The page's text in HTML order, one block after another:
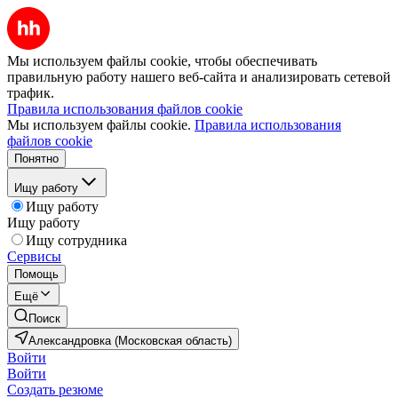
Мы используем файлы cookie, чтобы обеспечивать
правильную работу нашего веб-сайта и анализировать сетевой
трафик.
Правила использования файлов cookie
Мы используем файлы cookie. Правила использования
файлов cookie
Понятно
Ищу работу
Ищу работу
Ищу работу
Ищу сотрудника
Сервисы
Помощь
Ещё
Поиск
Александровка (Московская область)
Войти
Войти
Создать резюме